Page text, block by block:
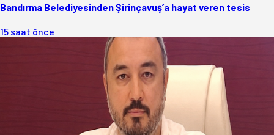
Bandırma Belediyesinden Şirinçavuş’a hayat veren tesis
15 saat önce